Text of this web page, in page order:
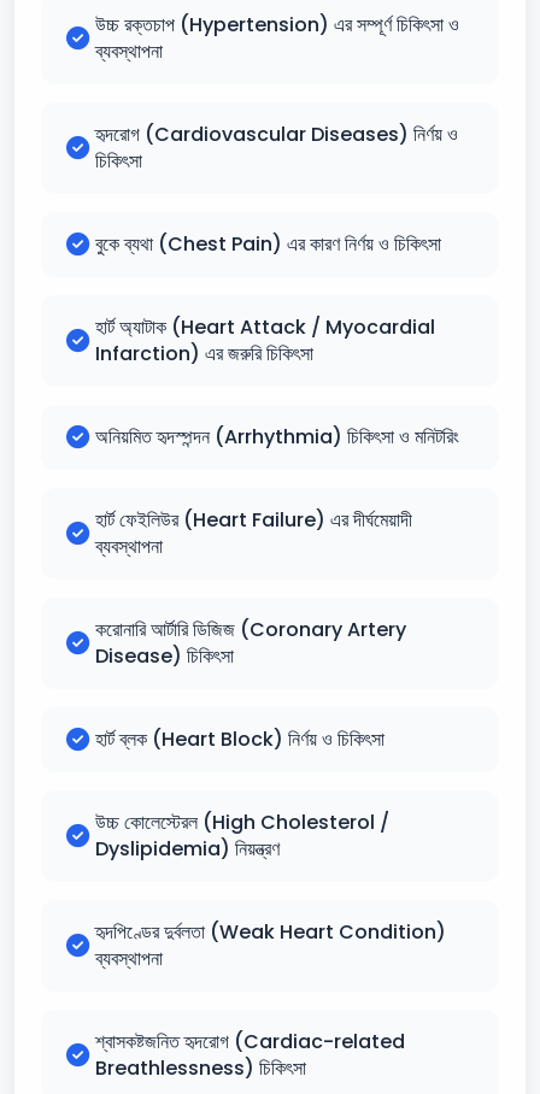
উচ্চ রক্তচাপ (Hypertension) এর সম্পূর্ণ চিকিৎসা ও
ব্যবস্থাপনা
হৃদরোগ (Cardiovascular Diseases) নির্ণয় ও
চিকিৎসা
বুকে ব্যথা (Chest Pain) এর কারণ নির্ণয় ও চিকিৎসা
হার্ট অ্যাটাক (Heart Attack / Myocardial
Infarction) এর জরুরি চিকিৎসা
অনিয়মিত হৃদস্পন্দন (Arrhythmia) চিকিৎসা ও মনিটরিং
হার্ট ফেইলিউর (Heart Failure) এর দীর্ঘমেয়াদী
ব্যবস্থাপনা
করোনারি আর্টারি ডিজিজ (Coronary Artery
Disease) চিকিৎসা
হার্ট ব্লক (Heart Block) নির্ণয় ও চিকিৎসা
উচ্চ কোলেস্টেরল (High Cholesterol /
Dyslipidemia) নিয়ন্ত্রণ
হৃদপিণ্ডের দুর্বলতা (Weak Heart Condition)
ব্যবস্থাপনা
শ্বাসকষ্টজনিত হৃদরোগ (Cardiac-related
Breathlessness) চিকিৎসা